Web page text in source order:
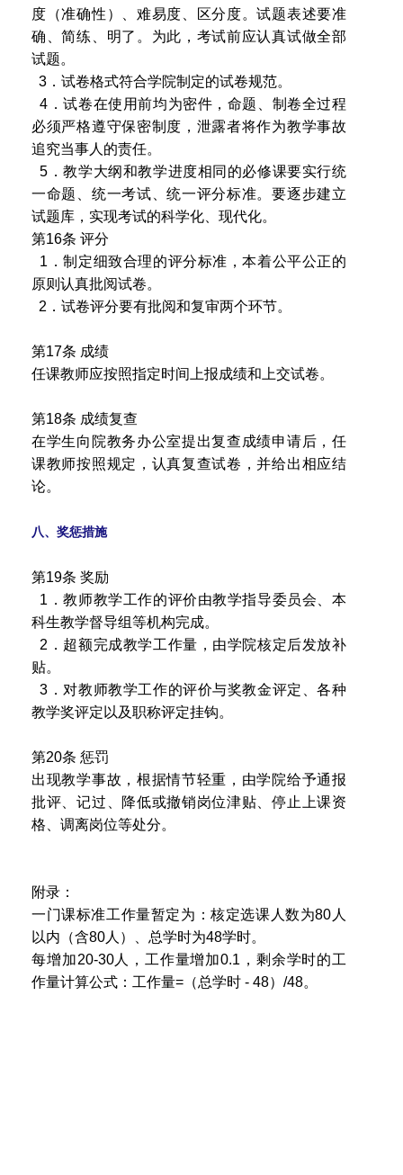
度（准确性）、难易度、区分度。试题表述要准
确、简练、明了。为此，考试前应认真试做全部
试题。
3．试卷格式符合学院制定的试卷规范。
4．试卷在使用前均为密件，命题、制卷全过程
必须严格遵守保密制度，泄露者将作为教学事故
追究当事人的责任。
5．教学大纲和教学进度相同的必修课要实行统
一命题、统一考试、统一评分标准。要逐步建立
试题库，实现考试的科学化、现代化。
第16条 评分
1．制定细致合理的评分标准，本着公平公正的
原则认真批阅试卷。
2．试卷评分要有批阅和复审两个环节。
第17条 成绩
任课教师应按照指定时间上报成绩和上交试卷。
第18条 成绩复查
在学生向院教务办公室提出复查成绩申请后，任
课教师按照规定，认真复查试卷，并给出相应结
论。
八、奖惩措施
第19条 奖励
1．教师教学工作的评价由教学指导委员会、本
科生教学督导组等机构完成。
2．超额完成教学工作量，由学院核定后发放补
贴。
3．对教师教学工作的评价与奖教金评定、各种
教学奖评定以及职称评定挂钩。
第20条 惩罚
出现教学事故，根据情节轻重，由学院给予通报
批评、记过、降低或撤销岗位津贴、停止上课资
格、调离岗位等处分。
附录：
一门课标准工作量暂定为：核定选课人数为80人
以内（含80人）、总学时为48学时。
每增加20-30人，工作量增加0.1，剩余学时的工
作量计算公式：工作量=（总学时 - 48）/48。